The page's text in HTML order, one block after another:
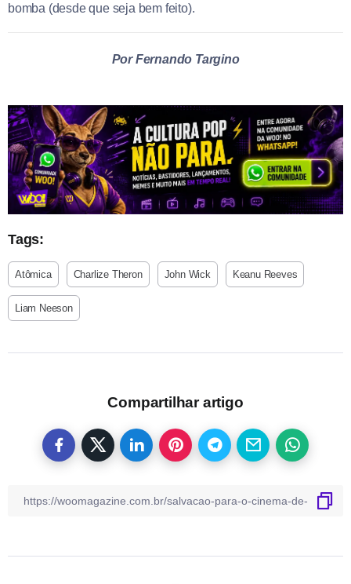
bomba (desde que seja bem feito).
Por Fernando Targino
Tags:
Atômica Charlize Theron John Wick Keanu Reeves
Liam Neeson
Compartilhar artigo